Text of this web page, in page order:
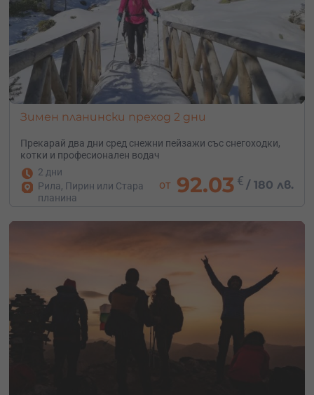
Зимен планински преход 2 дни
Прекарай два дни сред снежни пейзажи със снегоходки,
котки и професионален водач
2 дни
Рила, Пирин или Стара
планина
от 92.03 € /180 лв.